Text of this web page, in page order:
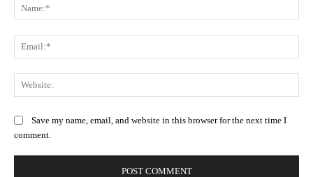
Save my name, email, and website in this browser for the next time I
comment.